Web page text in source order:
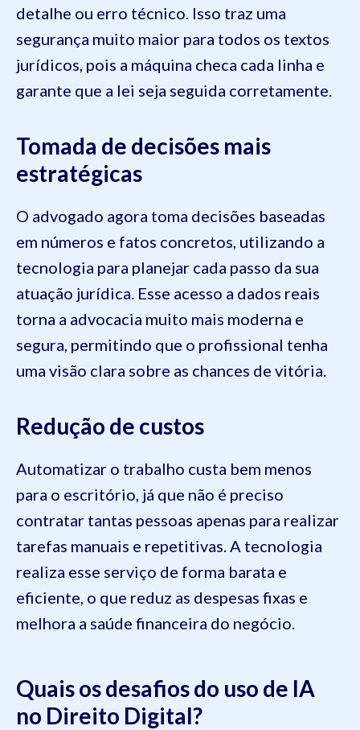
detalhe ou erro técnico. Isso traz uma
segurança muito maior para todos os textos
jurídicos, pois a máquina checa cada linha e
garante que a lei seja seguida corretamente.
Tomada de decisões mais
estratégicas
O advogado agora toma decisões baseadas
em números e fatos concretos, utilizando a
tecnologia para planejar cada passo da sua
atuação jurídica. Esse acesso a dados reais
torna a advocacia muito mais moderna e
segura, permitindo que o profissional tenha
uma visão clara sobre as chances de vitória.
Redução de custos
Automatizar o trabalho custa bem menos
para o escritório, já que não é preciso
contratar tantas pessoas apenas para realizar
tarefas manuais e repetitivas. A tecnologia
realiza esse serviço de forma barata e
eficiente, o que reduz as despesas fixas e
melhora a saúde financeira do negócio.
Quais os desafios do uso de IA
no Direito Digital?